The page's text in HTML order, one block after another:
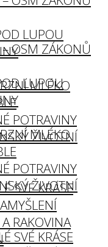
LUPOU
MLÉKO
POTRAVINY
ŽIVOTNÍ
SVÉ KRÁSE
RAKOVINA
OSM ZÁKONŮ
LUPOU
MLÉKO
POTRAVINY
ŽIVOTNÍ
SVÉ KRÁSE